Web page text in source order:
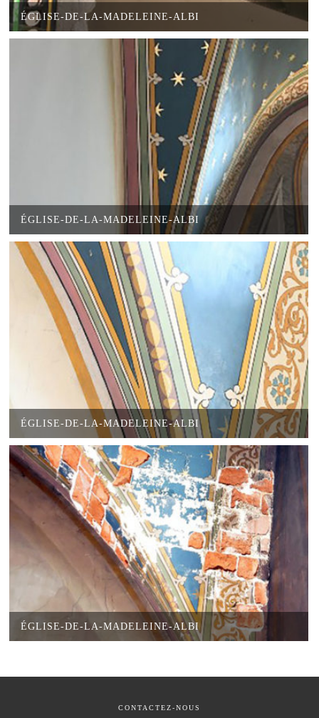
ÉGLISE-DE-LA-MADELEINE-ALBI
ÉGLISE-DE-LA-MADELEINE-ALBI
ÉGLISE-DE-LA-MADELEINE-ALBI
ÉGLISE-DE-LA-MADELEINE-ALBI
CONTACTEZ-NOUS